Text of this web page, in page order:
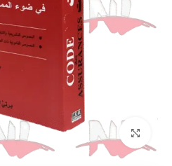
Click to enlarge